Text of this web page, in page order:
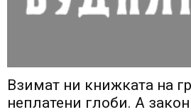
Взимат ни книжката на
неплатени глоби. А